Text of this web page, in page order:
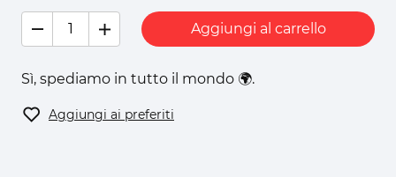
Aggiungi al carrello
Sì, spediamo in tutto il mondo 🌍.
Aggiungi ai preferiti